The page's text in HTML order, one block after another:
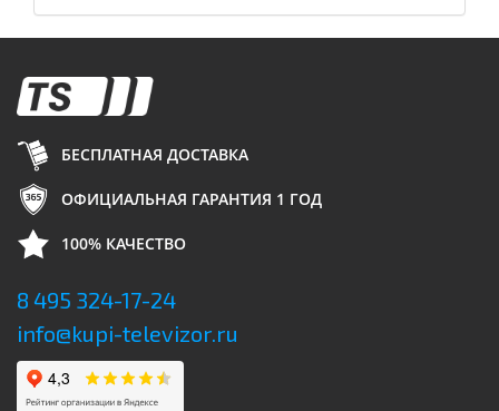
БЕСПЛАТНАЯ ДОСТАВКА
ОФИЦИАЛЬНАЯ ГАРАНТИЯ 1 ГОД
100% КАЧЕСТВО
8 495 324-17-24
info@kupi-televizor.ru